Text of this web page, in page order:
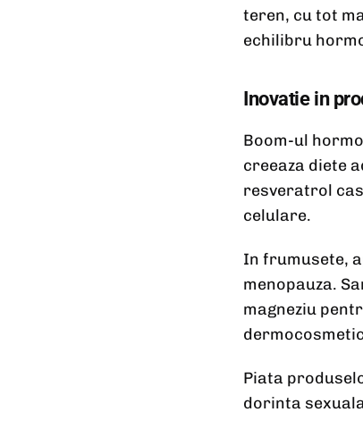
teren, cu tot
echilibru
Inovatie in
Boom-ul
creeaza diete
resveratrol
celulare.
In frumusete,
menopauza.
magneziu
Piata
dorinta